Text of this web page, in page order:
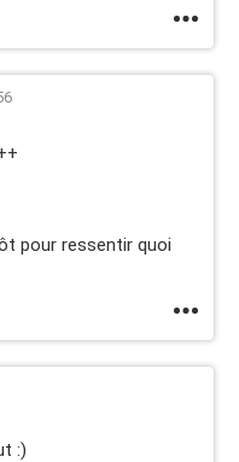
pour ressentir quoi
:)